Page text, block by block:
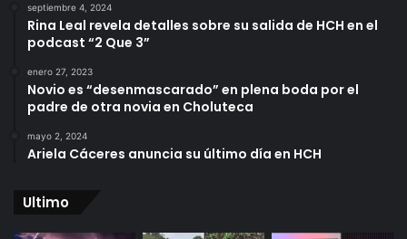
septiembre 4, 2024
Rina Leal revela detalles sobre su salida de HCH en el
podcast “2 Que 3”
enero 27, 2023
Novio es “desenmascarado” en plena boda por el
padre de otra novia en Choluteca
mayo 2, 2024
Ariela Cáceres anuncia su último día en HCH
Ultimo